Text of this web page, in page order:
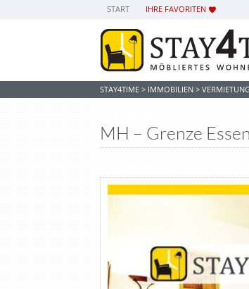
START IHRE FAVORITEN
STAY4TIME > IMMOBILIEN >
MH – Grenze